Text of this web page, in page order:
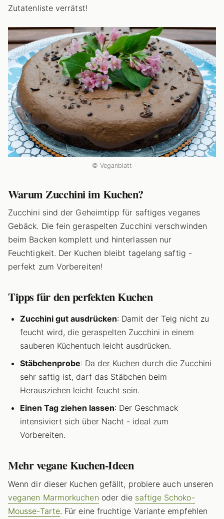
Zutatenliste verrätst!
© Veganblatt
Warum Zucchini im Kuchen?
Zucchini sind der Geheimtipp für saftiges veganes
Gebäck. Die fein geraspelten Zucchini verschwinden
beim Backen komplett und hinterlassen nur
Feuchtigkeit. Der Kuchen bleibt tagelang saftig -
perfekt zum Vorbereiten!
Tipps für den perfekten Kuchen
Zucchini gut ausdrücken: Damit der Teig nicht zu
feucht wird, die geraspelten Zucchini in einem
sauberen Küchentuch leicht ausdrücken.
Stäbchenprobe: Da der Kuchen durch die Zucchini
sehr saftig ist, darf das Stäbchen beim
Herausziehen leicht feucht sein.
Einen Tag ziehen lassen: Der Geschmack
intensiviert sich über Nacht - ideal zum
Vorbereiten.
Mehr vegane Kuchen-Ideen
Wenn dir dieser Kuchen gefällt, probiere auch unseren
veganen Marmorkuchen oder die saftige Schoko-
Mousse-Tarte. Für eine fruchtige Variante empfehlen